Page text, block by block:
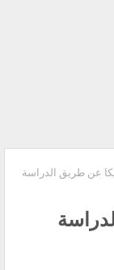
عن طريق الدراسة